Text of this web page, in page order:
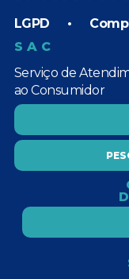
LGPD •
SAC
Serviço de
ao Consumidor